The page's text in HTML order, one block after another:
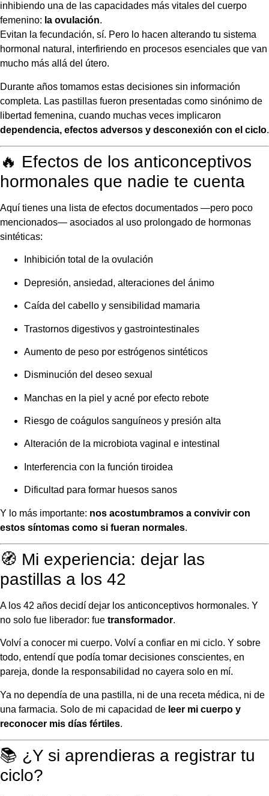
inhibiendo una de las capacidades más vitales del cuerpo
femenino: la ovulación.
Evitan la fecundación, sí. Pero lo hacen alterando tu sistema
hormonal natural, interfiriendo en procesos esenciales que van
mucho más allá del útero.
Durante años tomamos estas decisiones sin información
completa. Las pastillas fueron presentadas como sinónimo de
libertad femenina, cuando muchas veces implicaron
dependencia, efectos adversos y desconexión con el ciclo.
🔥 Efectos de los anticonceptivos
hormonales que nadie te cuenta
Aquí tienes una lista de efectos documentados —pero poco
mencionados— asociados al uso prolongado de hormonas
sintéticas:
Inhibición total de la ovulación
Depresión, ansiedad, alteraciones del ánimo
Caída del cabello y sensibilidad mamaria
Trastornos digestivos y gastrointestinales
Aumento de peso por estrógenos sintéticos
Disminución del deseo sexual
Manchas en la piel y acné por efecto rebote
Riesgo de coágulos sanguíneos y presión alta
Alteración de la microbiota vaginal e intestinal
Interferencia con la función tiroidea
Dificultad para formar huesos sanos
Y lo más importante: nos acostumbramos a convivir con
estos síntomas como si fueran normales.
🧭 Mi experiencia: dejar las
pastillas a los 42
A los 42 años decidí dejar los anticonceptivos hormonales. Y
no solo fue liberador: fue transformador.
Volví a conocer mi cuerpo. Volví a confiar en mi ciclo. Y sobre
todo, entendí que podía tomar decisiones conscientes, en
pareja, donde la responsabilidad no cayera solo en mí.
Ya no dependía de una pastilla, ni de una receta médica, ni de
una farmacia. Solo de mi capacidad de leer mi cuerpo y
reconocer mis días fértiles.
📚 ¿Y si aprendieras a registrar tu
ciclo?